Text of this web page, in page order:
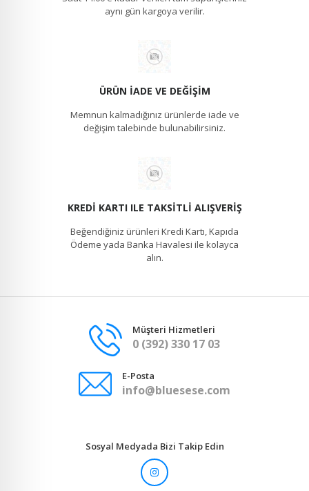
aynı gün kargoya verilir.
ÜRÜN İADE VE DEĞIŞIM
Memnun kalmadığınız ürünlerde iade ve
değişim talebinde bulunabilirsiniz.
KREDI KARTI ILE TAKSITLI ALIŞVERIŞ
Beğendiğiniz ürünleri Kredi Kartı, Kapıda
Ödeme yada Banka Havalesi ile kolayca
alın.
Müşteri Hizmetleri
0 (392) 330 17 03
E-Posta
info@bluesese.com
Sosyal Medyada Bizi Takip Edin